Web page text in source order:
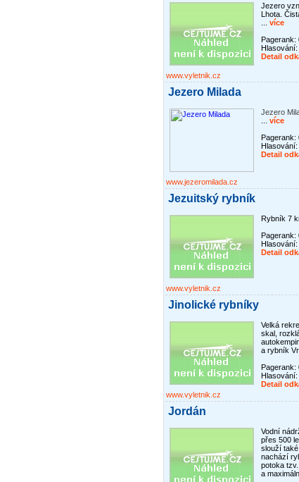
Jezero
Lhota.
více
Pagerank:
Hlasování:
Detail
www.vyletnik.cz
Jezero Milada
Jezero
více
Pagerank:
Hlasování:
Detail
www.jezeromilada.cz
Jezuitský rybník
Rybník 7
Pagerank:
Hlasování:
Detail
www.vyletnik.cz
Jinolické rybníky
Velká
skal,
a rybník
Pagerank:
Hlasování:
Detail
www.vyletnik.cz
Jordán
Vodní
přes 500
slouží
nachází
potoka
a